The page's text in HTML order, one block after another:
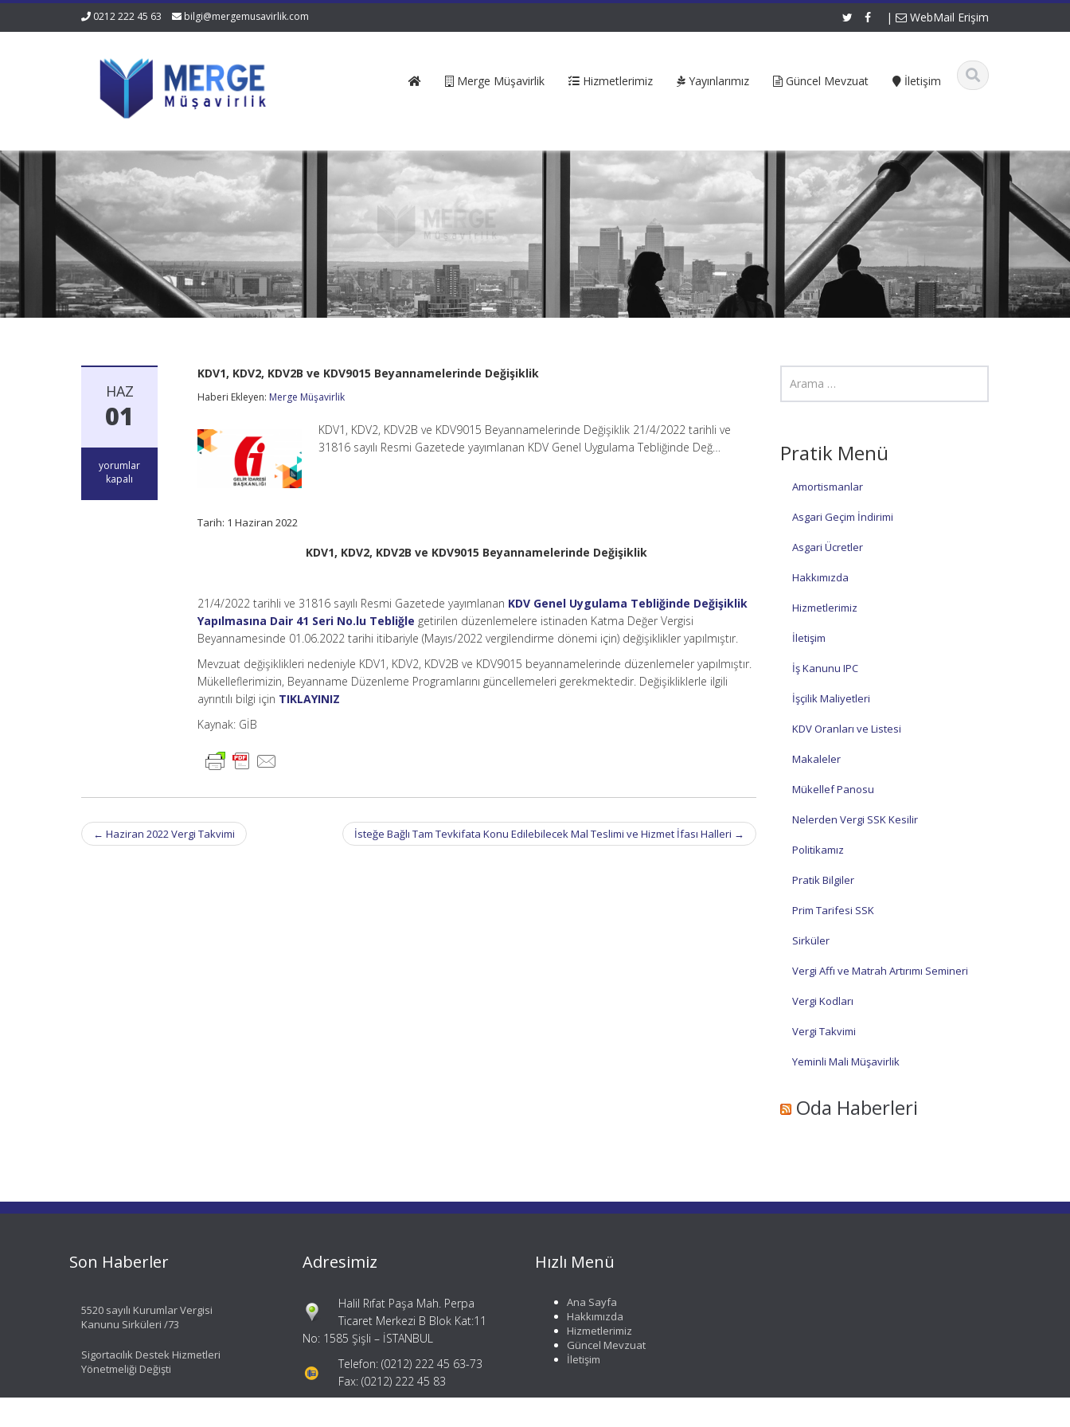
0212 222 45 63 bilgi@mergemusavirlik.com | WebMail Erişim
Merge Müşavirlik Hizmetlerimiz Yayınlarımız Güncel Mevzuat İletişim
HAZ
01
KDV1,
KDV2,
yorumlar
kapalı
KDV1, KDV2, KDV2B ve KDV9015 Beyannamelerinde Değişiklik
Haberi Ekleyen: Merge Müşavirlik
KDV1, KDV2, KDV2B ve KDV9015 Beyannamelerinde Değişiklik 21/4/2022 tarihli ve
31816 sayılı Resmi Gazetede yayımlanan KDV Genel Uygulama Tebliğinde Değ…
Tarih: 1 Haziran 2022
KDV1, KDV2, KDV2B ve KDV9015 Beyannamelerinde Değişiklik
21/4/2022 tarihli ve 31816 sayılı Resmi Gazetede yayımlanan KDV Genel Uygulama Tebliğinde Değişiklik
Yapılmasına Dair 41 Seri No.lu Tebliğle getirilen düzenlemelere istinaden Katma Değer Vergisi
Beyannamesinde 01.06.2022 tarihi itibariyle (Mayıs/2022 vergilendirme dönemi için) değişiklikler yapılmıştır.
Mevzuat değişiklikleri nedeniyle KDV1, KDV2, KDV2B ve KDV9015 beyannamelerinde düzenlemeler yapılmıştır.
Mükelleflerimizin, Beyanname Düzenleme Programlarını güncellemeleri gerekmektedir. Değişikliklerle ilgili
ayrıntılı bilgi için TIKLAYINIZ
Kaynak: GİB
Post
navigation
← Haziran 2022 Vergi Takvimi İsteğe Bağlı Tam Tevkifata Konu Edilebilecek Mal Teslimi ve Hizmet İfası Halleri →
Pratik Menü
Amortismanlar
Asgari Geçim İndirimi
Asgari Ücretler
Hakkımızda
Hizmetlerimiz
İletişim
İş Kanunu IPC
İşçilik Maliyetleri
KDV Oranları ve Listesi
Makaleler
Mükellef Panosu
Nelerden Vergi SSK Kesilir
Politikamız
Pratik Bilgiler
Prim Tarifesi SSK
Sirküler
Vergi Affı ve Matrah Artırımı Semineri
Vergi Kodları
Vergi Takvimi
Yeminli Mali Müşavirlik
Oda Haberleri
Son Haberler
5520 sayılı Kurumlar Vergisi
Kanunu Sirküleri /73
Sigortacılık Destek Hizmetleri
Yönetmeliği Değişti
Adresimiz
Halil Rıfat Paşa Mah. Perpa
Ticaret Merkezi B Blok Kat:11
No: 1585 Şişli – İSTANBUL
Telefon: (0212) 222 45 63-73
Fax: (0212) 222 45 83
Hızlı Menü
Ana Sayfa
Hakkımızda
Hizmetlerimiz
Güncel Mevzuat
İletişim